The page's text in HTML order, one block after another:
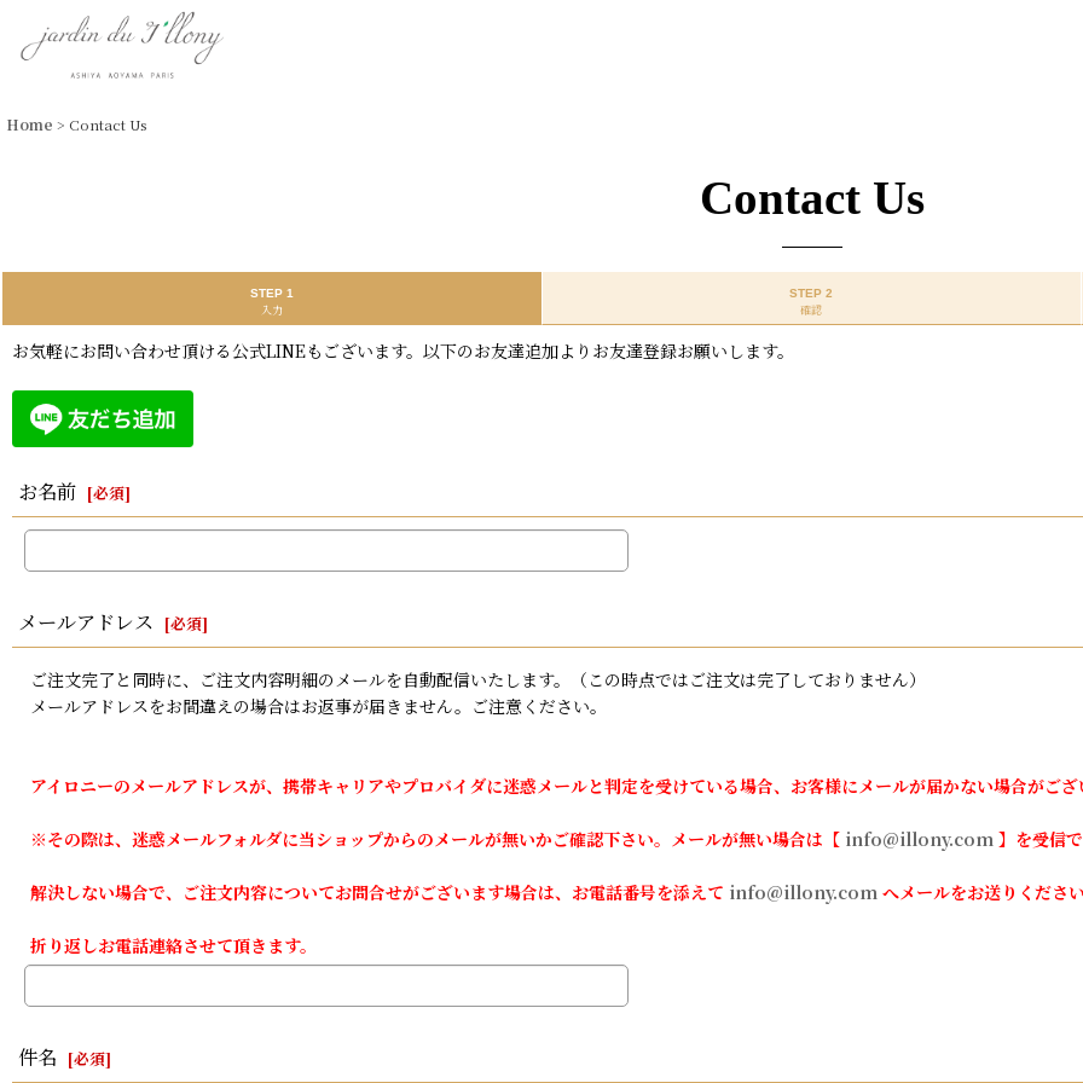
Home > Contact Us
Contact Us
STEP 1
入力
STEP 2
確認
お気軽にお問い合わせ頂ける公式LINEもございます。以下のお友達追加よりお友達登録お願いします。
お名前 [必須]
メールアドレス [必須]
ご注文完了と同時に、ご注文内容明細のメールを自動配信いたします。（この時点ではご注文は完了しておりません）
メールアドレスをお間違えの場合はお返事が届きません。ご注意ください。
アイロニーのメールアドレスが、携帯キャリアやプロバイダに迷惑メールと判定を受けている場合、お客様にメールが届かない場合がござ
※その際は、迷惑メールフォルダに当ショップからのメールが無いかご確認下さい。メールが無い場合は【 info@illony.com 】を受信
解決しない場合で、ご注文内容についてお問合せがございます場合は、お電話番号を添えて info@illony.com へメールをお送りくださ
折り返しお電話連絡させて頂きます。
件名 [必須]